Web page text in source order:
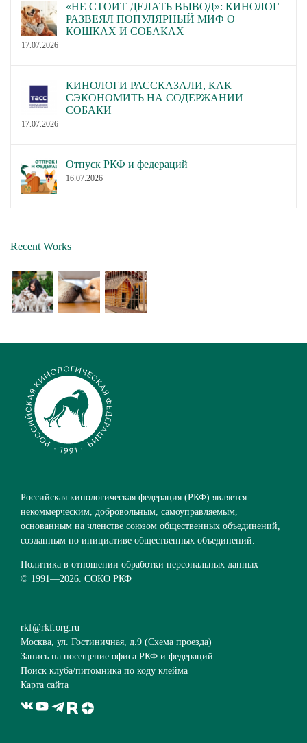
«НЕ СТОИТ ДЕЛАТЬ ВЫВОД»: КИНОЛОГ
РАЗВЕЯЛ ПОПУЛЯРНЫЙ МИФ О
КОШКАХ И СОБАКАХ
17.07.2026
КИНОЛОГИ РАССКАЗАЛИ, КАК
СЭКОНОМИТЬ НА СОДЕРЖАНИИ
СОБАКИ
17.07.2026
Отпуск РКФ и федераций
16.07.2026
Recent Works
Российская кинологическая федерация (РКФ) является
некоммерческим, добровольным, самоуправляемым,
основанным на членстве союзом общественных объединений,
созданным по инициативе общественных объединений.
Политика в отношении обработки персональных данных
© 1991—2026. СОКО РКФ
rkf@rkf.org.ru
Москва, ул. Гостиничная, д.9 (Схема проезда)
Запись на посещение офиса РКФ и федераций
Поиск клуба/питомника по коду клейма
Карта сайта